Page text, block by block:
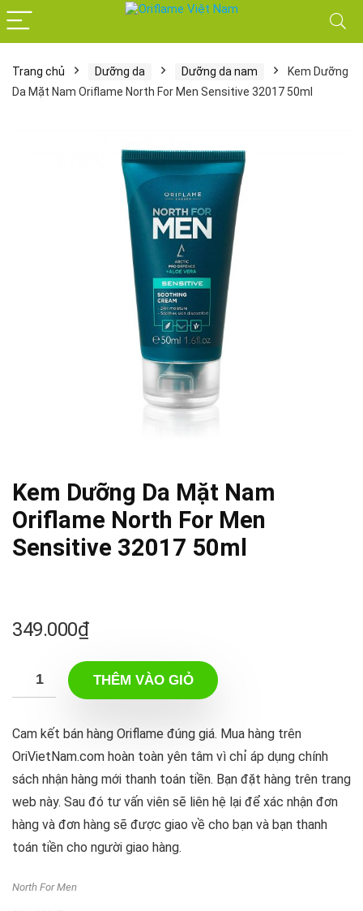
Trang chủ Dưỡng da Dưỡng da nam
Kem Dưỡng
Da Mặt Nam Oriflame North For Men Sensitive 32017 50ml
Kem Dưỡng Da Mặt Nam
Oriflame North For Men
Sensitive 32017 50ml
349.000₫
THÊM VÀO GIỎ
Cam kết bán hàng Oriflame đúng giá. Mua hàng trên
OriVietNam.com hoàn toàn yên tâm vì chỉ áp dụng chính
sách nhận hàng mới thanh toán tiền. Bạn đặt hàng trên trang
web này. Sau đó tư vấn viên sẽ liên hệ lại để xác nhận đơn
hàng và đơn hàng sẽ được giao về cho bạn và bạn thanh
toán tiền cho người giao hàng.
North For Men